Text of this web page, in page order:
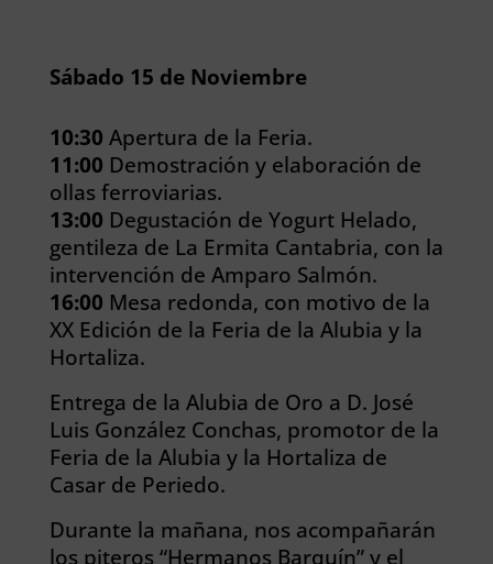
Sábado 15 de Noviembre
10:30 Apertura de la Feria.
11:00 Demostración y elaboración de
ollas ferroviarias.
13:00 Degustación de Yogurt Helado,
gentileza de La Ermita Cantabria, con la
intervención de Amparo Salmón.
16:00 Mesa redonda, con motivo de la
XX Edición de la Feria de la Alubia y la
Hortaliza.
Entrega de la Alubia de Oro a D. José
Luis González Conchas, promotor de la
Feria de la Alubia y la Hortaliza de
Casar de Periedo.
Durante la mañana, nos acompañarán
los piteros “Hermanos Barquín” y el